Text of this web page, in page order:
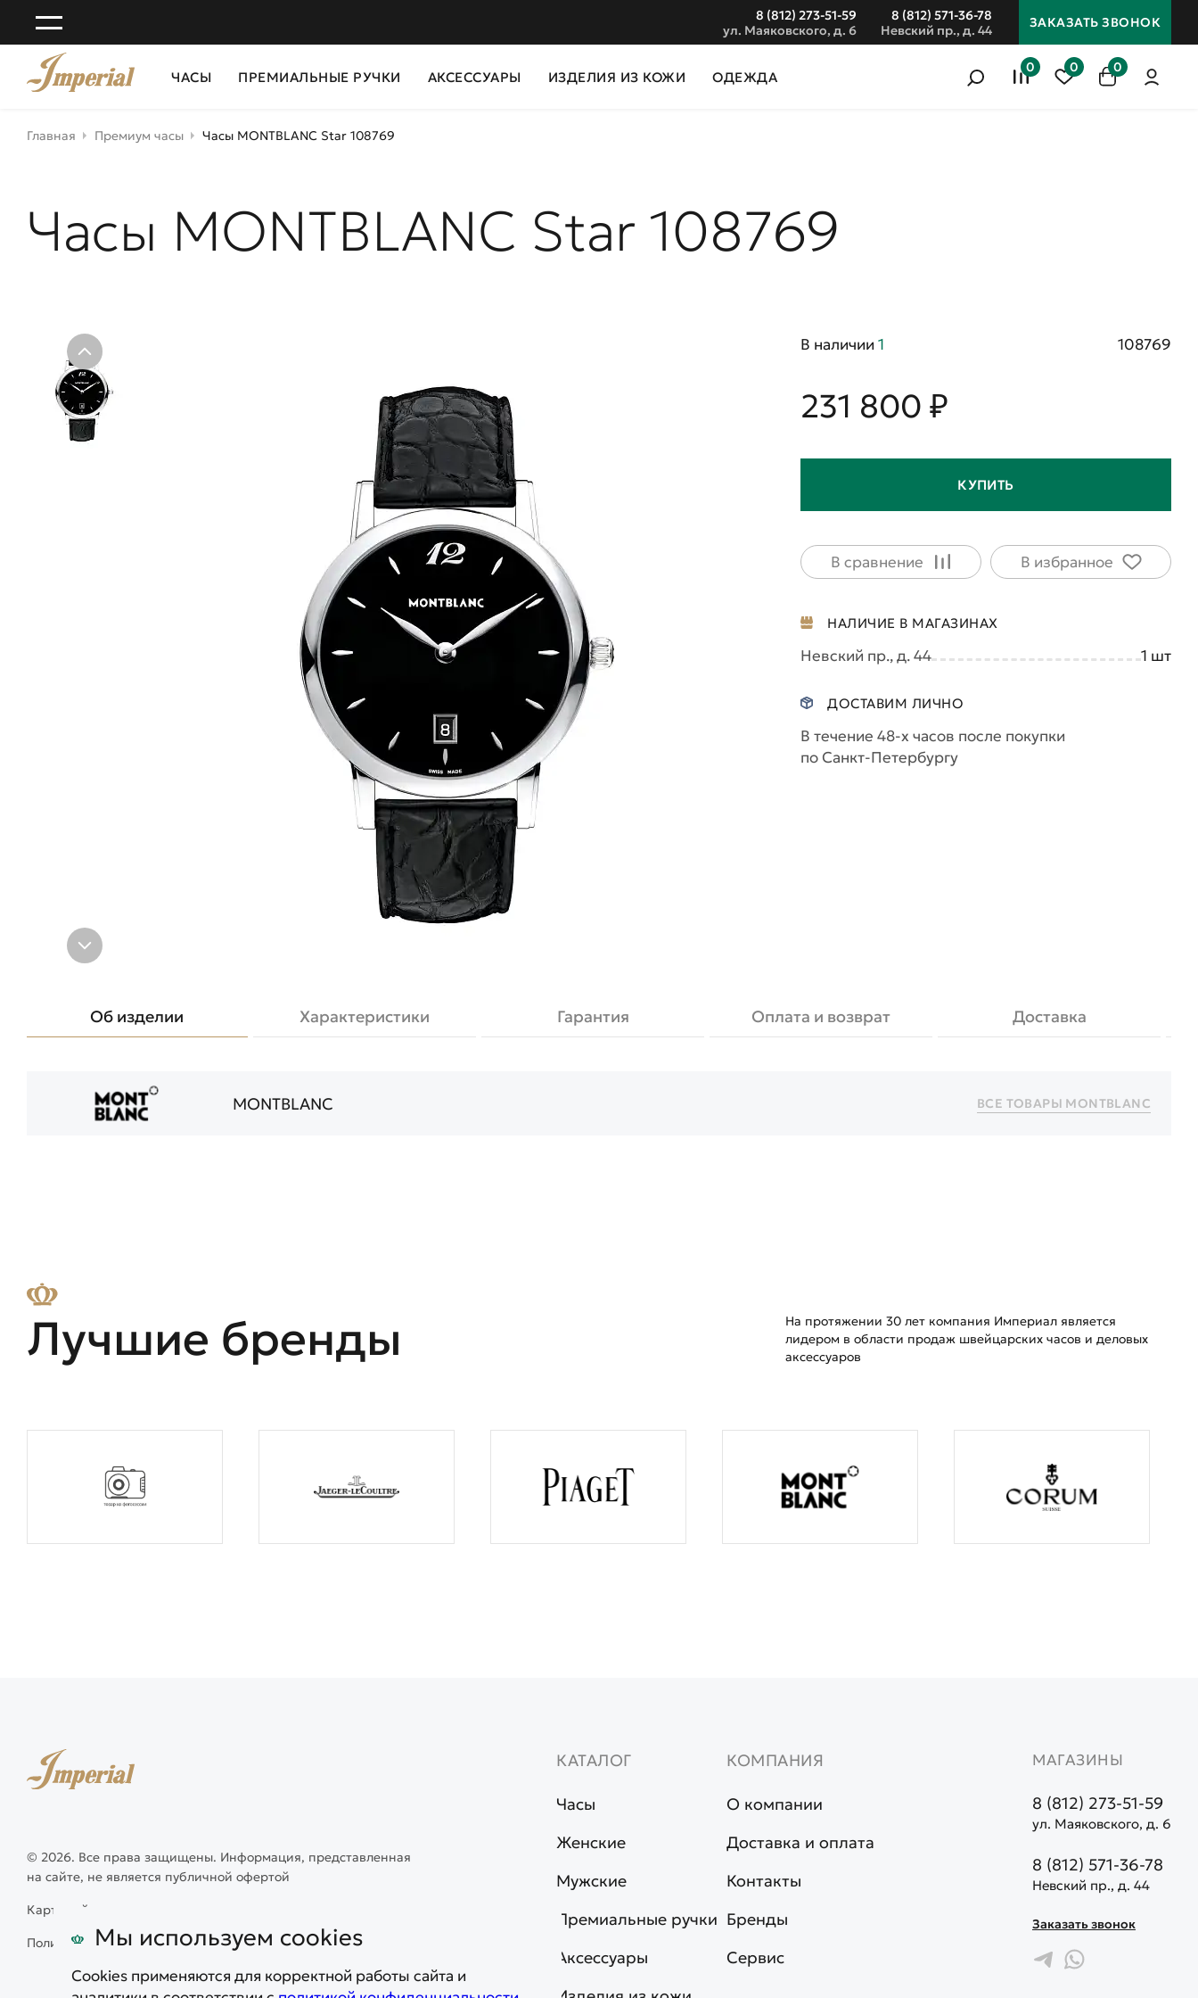
8 (812) 273-51-59
ул. Маяковского, д. 6
8 (812) 571-36-78
Невский пр., д. 44
ЗАКАЗАТЬ ЗВОНОК
ЧАСЫ ПРЕМИАЛЬНЫЕ РУЧКИ АКСЕССУАРЫ ИЗДЕЛИЯ ИЗ КОЖИ ОДЕЖДА
0 0 0
Главная Премиум часы Часы MONTBLANC Star 108769
Часы MONTBLANC Star 108769
В наличии 1 108769
231 800 ₽
КУПИТЬ
В сравнение В избранное
НАЛИЧИЕ В МАГАЗИНАХ
Невский пр., д. 44 1 шт
ДОСТАВИМ ЛИЧНО
В течение 48-х часов после покупки
по Санкт-Петербургу
Об изделии Характеристики Гарантия Оплата и возврат Доставка
MONTBLANC ВСЕ ТОВАРЫ MONTBLANC
Лучшие бренды
На протяжении 30 лет компания Империал является
лидером в области продаж швейцарских часов и деловых
аксессуаров
© 2026. Все права защищены. Информация, представленная
на сайте, не является публичной офертой
Карта сайта
Политика конфиденциальности
КАТАЛОГ
Часы
Женские
Мужские
Премиальные ручки
Аксессуары
КОМПАНИЯ
О компании
Доставка и оплата
Контакты
Бренды
Сервис
МАГАЗИНЫ
8 (812) 273-51-59
ул. Маяковского, д. 6
8 (812) 571-36-78
Невский пр., д. 44
Заказать звонок
Мы используем cookies
Cookies применяются для корректной работы сайта и